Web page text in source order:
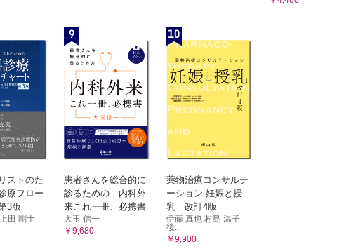
障害が出現した症例
点眼指導 （内藤知子）
症例
アドヒアランスの向上策 （末武亜紀，福地健郎）
を修正した正常眼圧緑内障の症例
ステロイド緑内障 （生杉謙吾）
ロイド緑内障の症例
落屑物質の出現 （井上俊洋）
亜脱臼をきたした症例
血管新生の出現 （石田恭子）
期の血管新生緑内障例
ー虹彩切開術のコツと注意点 （新垣淑邦）
ストのた
療フロー
3版
田 剛士
9
患者さんを総合的に
診るための 内科外
来これ一冊、必携書
大玉 信一
￥9,680
10
薬物治療コンサルテ
ーション 妊娠と授
乳 改訂4版
伊藤 真也 村島 温子
後...
￥9,900